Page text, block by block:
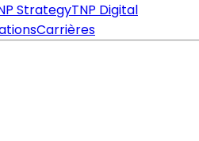
StrategyTNP Digital
Carrières